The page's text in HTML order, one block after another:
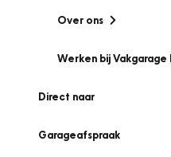
Over ons
Werken bij Vakgarage
Direct naar
Garageafspraak